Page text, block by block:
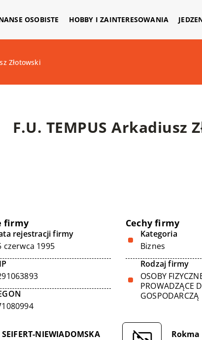
OSOBISTE HOBBY I ZAINTERESOWANIA
Złotowski
F.U. TEMPUS Arkadiusz
firmy
rejestracji firmy
czerwca 1995
Cechy firmy
Kategoria
Biznes
Rodzaj firmy
OSOBY
PROWADZĄCE
GOSPODARCZĄ
NIEWIADOMSKA